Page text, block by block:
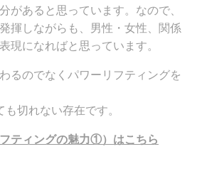
があると思っています。なので、
揮しながらも、男性・女性、関係
現になればと思っています。
るのでなくパワーリフティングを
切れない存在です。
ティングの魅力①）はこちら